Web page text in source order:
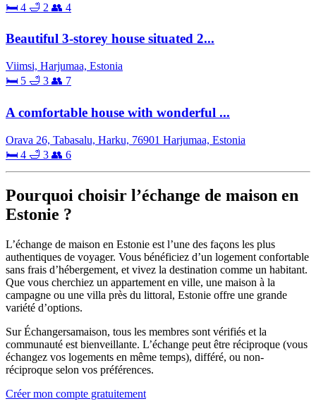
🛏 4 🛁 2 👥 4
Beautiful 3-storey house situated 2...
Viimsi, Harjumaa, Estonia
🛏 5 🛁 3 👥 7
A comfortable house with wonderful ...
Orava 26, Tabasalu, Harku, 76901 Harjumaa, Estonia
🛏 4 🛁 3 👥 6
Pourquoi choisir l’échange de maison en
Estonie ?
L’échange de maison en Estonie est l’une des façons les plus
authentiques de voyager. Vous bénéficiez d’un logement confortable
sans frais d’hébergement, et vivez la destination comme un habitant.
Que vous cherchiez un appartement en ville, une maison à la
campagne ou une villa près du littoral, Estonie offre une grande
variété d’options.
Sur Échangersamaison, tous les membres sont vérifiés et la
communauté est bienveillante. L’échange peut être réciproque (vous
échangez vos logements en même temps), différé, ou non-
réciproque selon vos préférences.
Créer mon compte gratuitement